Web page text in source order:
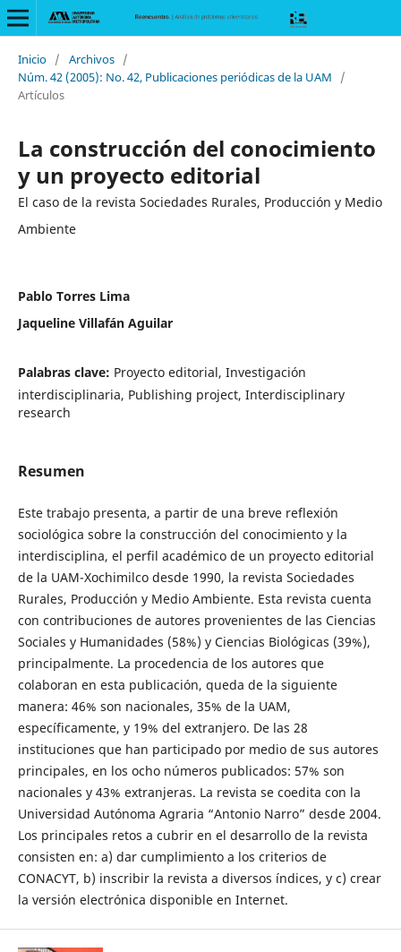
Inicio / Archivos /
Núm. 42 (2005): No. 42, Publicaciones periódicas de la UAM
/
Artículos
La construcción del conocimiento
y un proyecto editorial
El caso de la revista Sociedades Rurales, Producción y Medio
Ambiente
Pablo Torres Lima
Jaqueline Villafán Aguilar
Palabras clave: Proyecto editorial, Investigación
interdisciplinaria, Publishing project, Interdisciplinary
research
Resumen
Este trabajo presenta, a partir de una breve reflexión
sociológica sobre la construcción del conocimiento y la
interdisciplina, el perfil académico de un proyecto editorial
de la UAM-Xochimilco desde 1990, la revista Sociedades
Rurales, Producción y Medio Ambiente. Esta revista cuenta
con contribuciones de autores provenientes de las Ciencias
Sociales y Humanidades (58%) y Ciencias Biológicas (39%),
principalmente. La procedencia de los autores que
colaboran en esta publicación, queda de la siguiente
manera: 46% son nacionales, 35% de la UAM,
específicamente, y 19% del extranjero. De las 28
instituciones que han participado por medio de sus autores
principales, en los ocho números publicados: 57% son
nacionales y 43% extranjeras. La revista se coedita con la
Universidad Autónoma Agraria “Antonio Narro” desde 2004.
Los principales retos a cubrir en el desarrollo de la revista
consisten en: a) dar cumplimiento a los criterios de
CONACYT, b) inscribir la revista a diversos índices, y c) crear
la versión electrónica disponible en Internet.